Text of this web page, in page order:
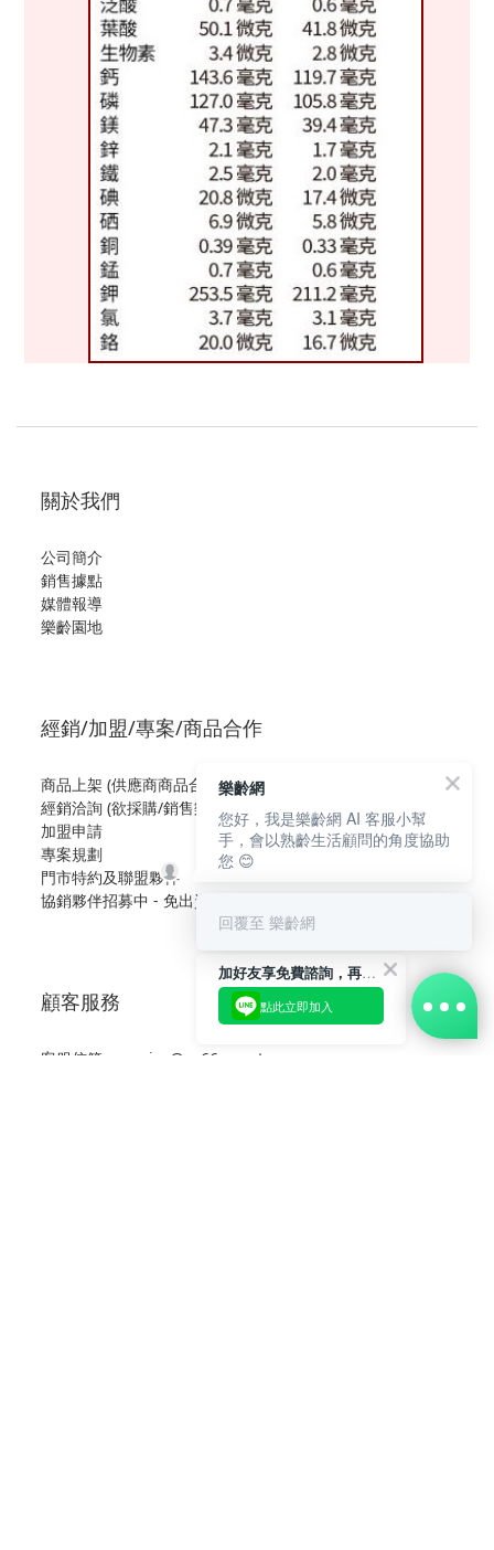
立即購買
關於我們
公司簡介
銷售據點
媒體報導
樂齡園地
經銷/加盟/專案/商品合作
商品上架 (供應商商品合作)
經銷洽詢 (欲採購/銷售樂齡網商品)
加盟申請
專案規劃
門市特約及聯盟夥伴
協銷夥伴招募中 - 免出資、零成本
顧客服務
客服信箱：service@ez66.com.tw
加好友享免費諮詢，再領50元現金折扣碼！
點此立即加入
樂齡網
您好，我是樂齡網 AI 客服小幫
手，會以熟齡生活顧問的角度協助
您 😊
回覆至 樂齡網